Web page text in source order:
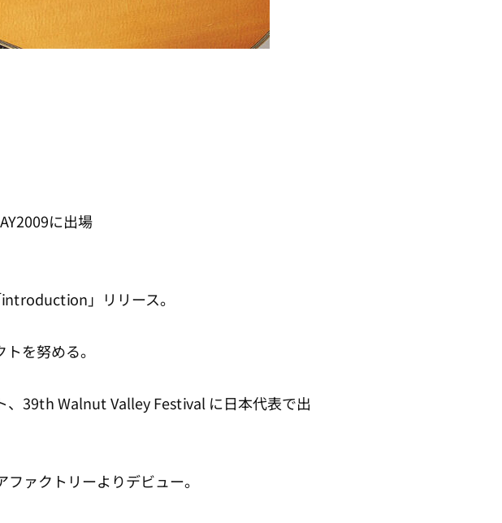
に出場
」リリース。
を努める。
39th Walnut Valley Festival に日本代表で出
ァクトリーよりデビュー。